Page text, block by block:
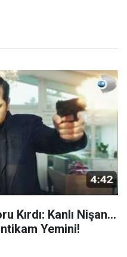
Kırdı: Kanlı Nişan...
Yemini!